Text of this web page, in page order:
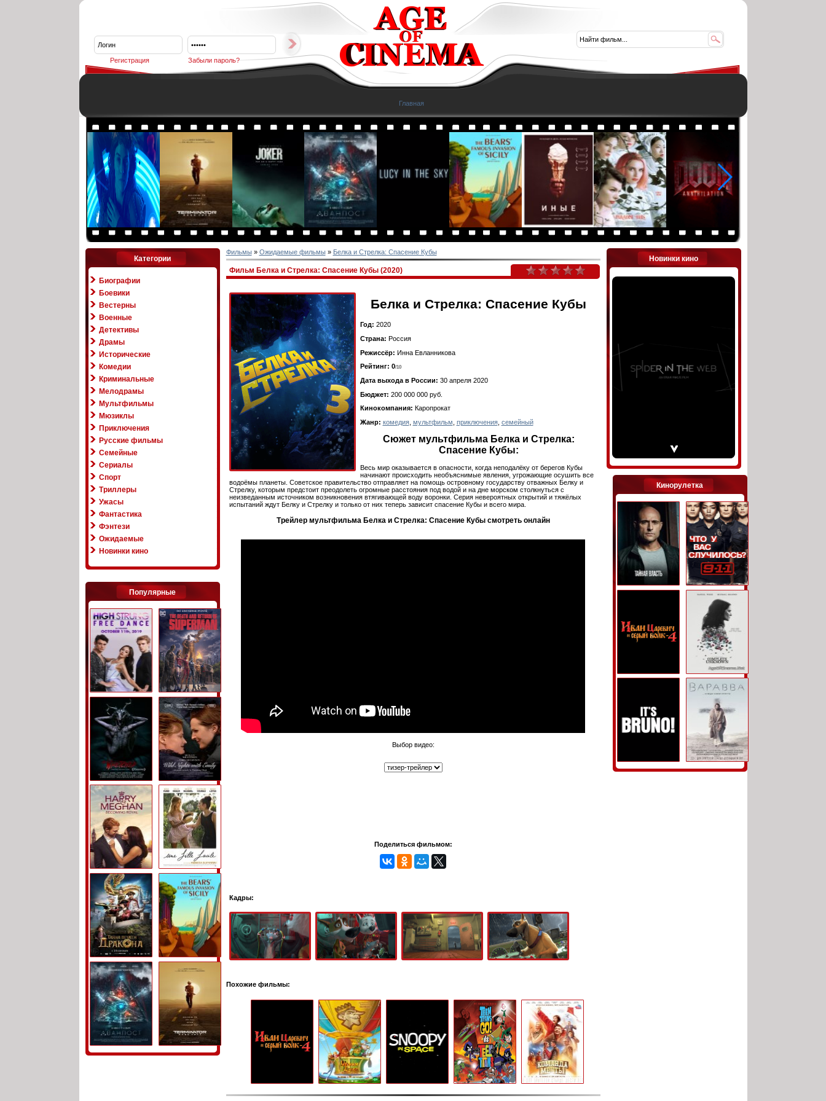
Регистрация Забыли пароль?
Главная
Категории
Биографии
Боевики
Вестерны
Военные
Детективы
Драмы
Исторические
Комедии
Криминальные
Мелодрамы
Мультфильмы
Мюзиклы
Приключения
Русские фильмы
Семейные
Сериалы
Спорт
Триллеры
Ужасы
Фантастика
Фэнтези
Ожидаемые
Новинки кино
Популярные
Фильмы» Ожидаемые фильмы» Белка и Стрелка: Спасение Кубы
Фильм Белка и Стрелка: Спасение Кубы (2020)
Белка и Стрелка: Спасение Кубы
Год: 2020
Страна: Россия
Режиссёр: Инна Евланникова
Рейтинг: 0/10
Дата выхода в России: 30 апреля 2020
Бюджет: 200 000 000 руб.
Кинокомпания: Каропрокат
Жанр: комедия, мультфильм приключения, семейный
Сюжет мультфильма Белка и Стрелка:
Спасение Кубы:
Весь мир оказывается в опасности, когда неподалёку от берегов Кубы
начинают происходить необъяснимые явления, угрожающие осушить все
водоёмы планеты. Советское правительство отправляет на помощь островному государству отважных Белку и
Стрелку, которым предстоит преодолеть огромные расстояния под водой и на дне морском столкнуться с
неизведанным источником возникновения втягивающей воду воронки. Серия невероятных открытий и тяжёлых
испытаний ждут Белку и Стрелку и только от них теперь зависит спасение Кубы и всего мира.
Трейлер мультфильма Белка и Стрелка: Спасение Кубысмотреть онлайн
Выбор видео:
Поделиться фильмом:
Кадры:
Похожие фильмы:
Новинки кино
Кинорулетка